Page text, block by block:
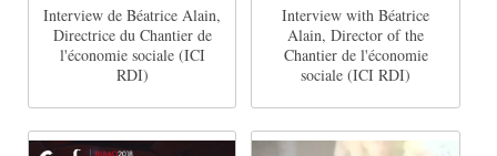
Interview de Béatrice Alain,
Directrice du Chantier de
l'économie sociale (ICI
RDI)
Interview with Béatrice
Alain, Director of the
Chantier de l'économie
sociale (ICI RDI)